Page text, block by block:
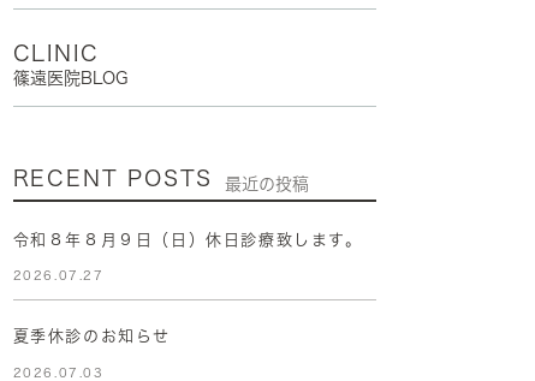
CLINIC
篠遠医院BLOG
RECENT POSTS 最近の投稿
令和８年８月９日（日）休日診療致します。
2026.07.27
夏季休診のお知らせ
2026.07.03